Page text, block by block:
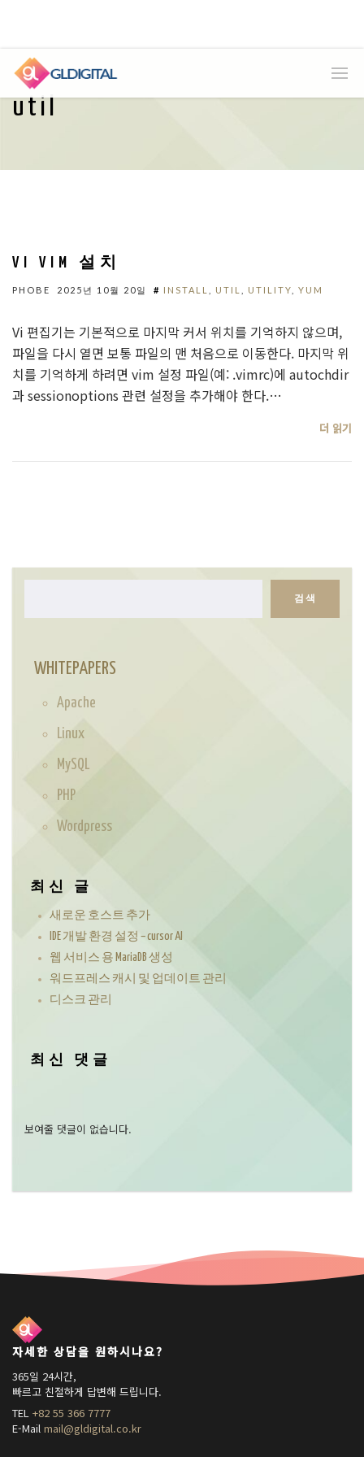
util
VI VIM 설치
PHOBE 2025년 10월 20일 # INSTALL UTIL UTILITY YUM
Vi 편집기는 기본적으로 마지막 커서 위치를 기억하지 않으며,
파일을 다시 열면 보통 파일의 맨 처음으로 이동한다. 마지막 위
치를 기억하게 하려면 vim 설정 파일(예: .vimrc)에 autochdir
과 sessionoptions 관련 설정을 추가해야 한다.…
더 읽기
검색
WHITEPAPERS
Apache
Linux
MySQL
PHP
Wordpress
최신 글
새로운 호스트 추가
IDE 개발 환경 설정 – cursor AI
웹 서비스 용 MariaDB 생성
워드프레스 캐시 및 업데이트 관리
디스크 관리
최신 댓글
보여줄 댓글이 없습니다.
자세한 상담을 원하시나요?
365일 24시간,
빠르고 친절하게 답변해 드립니다.
TEL +82 55 366 7777
E-Mail mail@gldigital.co.kr